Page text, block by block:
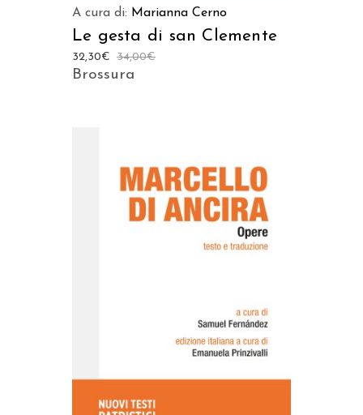
A cura di: Marianna Cerno
Le gesta di san Clemente
34,00€
32,30€
Brossura